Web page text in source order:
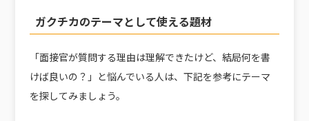
ガクチカのテーマとして使える題材
「面接官が質問する理由は理解できたけど、結局何を書
けば良いの？」と悩んでいる人は、下記を参考にテーマ
を探してみましょう。